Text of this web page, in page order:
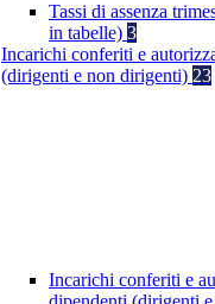
Tassi di assenza
in tabelle) 3
Incarichi conferiti e
(dirigenti e non dirigenti) 23
Incarichi conferiti e